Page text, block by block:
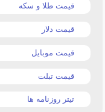
قیمت طلا و سکه
قیمت دلار
قیمت موبایل
قیمت تبلت
تیتر روزنامه ها